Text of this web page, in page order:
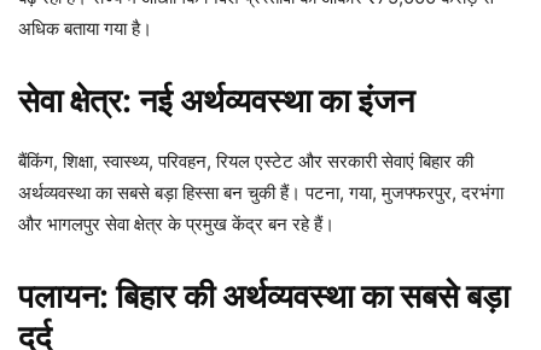
अधिक बताया गया है।
सेवा क्षेत्र: नई अर्थव्यवस्था का इंजन
बैंकिंग, शिक्षा, स्वास्थ्य, परिवहन, रियल एस्टेट और सरकारी सेवाएं बिहार की
अर्थव्यवस्था का सबसे बड़ा हिस्सा बन चुकी हैं। पटना, गया, मुजफ्फरपुर, दरभंगा
और भागलपुर सेवा क्षेत्र के प्रमुख केंद्र बन रहे हैं।
पलायन: बिहार की अर्थव्यवस्था का सबसे बड़ा
दर्द